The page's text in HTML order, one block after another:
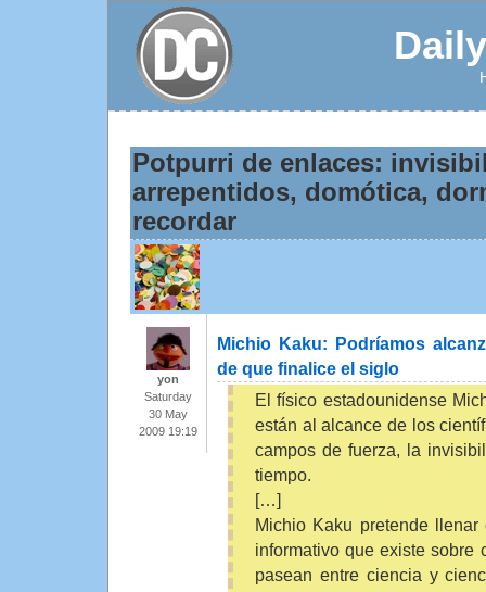
Potpurri de enlaces:
arrepentidos, domótica,
recordar
yon
Saturday
30 May
2009 19:19
Michio Kaku: Podríamos
de que finalice el siglo
El físico estadounidense
están al alcance de los
campos de fuerza, la
tiempo.
[…]
Michio Kaku pretende
informativo que existe sobre
pasean entre ciencia y